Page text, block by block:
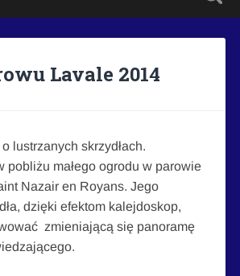
Lavale 2014
lustrzanych skrzydłach.
pobliżu małego ogrodu w parowie
Nazair en Royans. Jego
dzięki efektom kalejdoskop,
zmieniającą się panoramę